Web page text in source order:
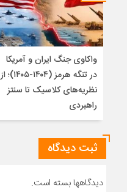
واکاوی جنگ ایران و آمریکا
در تنگه هرمز (۱۴۰۴-۱۴۰۵)؛ از
نظریه‌های کلاسیک تا سنتز
راهبردی
ثبت دیدگاه
دیدگاهها بسته است.